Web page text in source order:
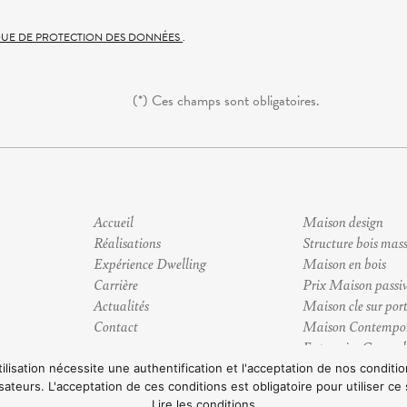
DE PROTECTION DES DONNÉES.
(*) Ces champs sont obligatoires.
Accueil
Réalisations
Expérience Dwelling
Carrière
Actualités
Contact
Maison design
Structure bois
Maison en bois
Prix Maison
Maison cle sur
Maison
Entreprise
Maison Zero
nécessite une authentification et l'acceptation de nos
L'acceptation de ces conditions est obligatoire pour utiliser ce